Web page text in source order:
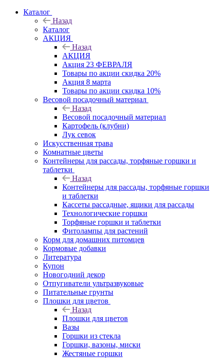
Каталог
Назад
Каталог
АКЦИЯ
Назад
АКЦИЯ
Акция 23 ФЕВРАЛЯ
Товары по акции скидка 20%
Акция 8 марта
Товары по акции скидка 10%
Весовой посадочный материал
Назад
Весовой посадочный материал
Картофель (клубни)
Лук севок
Искусственная трава
Комнатные цветы
Контейнеры для рассады, торфяные горшки и
таблетки
Назад
Контейнеры для рассады, торфяные горшки
и таблетки
Кассеты рассадные, ящики для рассады
Технологические горшки
Торфяные горшки и таблетки
Фитолампы для растений
Корм для домашних питомцев
Кормовые добавки
Литература
Купон
Новогодний декор
Отпугиватели ультразвуковые
Питательные грунты
Плошки для цветов
Назад
Плошки для цветов
Вазы
Горшки из стекла
Горшки, вазоны, миски
Жестяные горшки